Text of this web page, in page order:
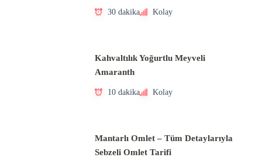
30 dakika Kolay
Kahvaltılık Yoğurtlu Meyveli
Amaranth
10 dakika Kolay
Mantarlı Omlet – Tüm Detaylarıyla
Sebzeli Omlet Tarifi